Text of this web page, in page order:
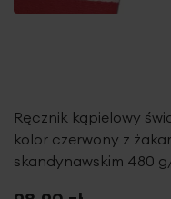
Ręcznik kąpielowy
kolor czerwony z
skandynawskim 480